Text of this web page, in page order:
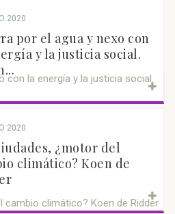
2020
por el agua y nexo con
y la justicia social.
2020
¿motor del
climático? Koen de